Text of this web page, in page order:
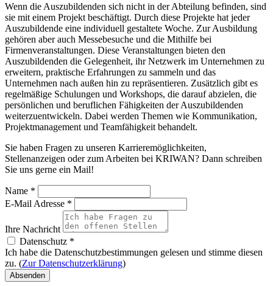
Wenn die Auszubildenden sich nicht in der Abteilung befinden, sind
sie mit einem Projekt beschäftigt. Durch diese Projekte hat jeder
Auszubildende eine individuell gestaltete Woche. Zur Ausbildung
gehören aber auch Messebesuche und die Mithilfe bei
Firmenveranstaltungen. Diese Veranstaltungen bieten den
Auszubildenden die Gelegenheit, ihr Netzwerk im Unternehmen zu
erweitern, praktische Erfahrungen zu sammeln und das
Unternehmen nach außen hin zu repräsentieren. Zusätzlich gibt es
regelmäßige Schulungen und Workshops, die darauf abzielen, die
persönlichen und beruflichen Fähigkeiten der Auszubildenden
weiterzuentwickeln. Dabei werden Themen wie Kommunikation,
Projektmanagement und Teamfähigkeit behandelt.
Sie haben Fragen zu unseren Karrieremöglichkeiten,
Stellenanzeigen oder zum Arbeiten bei KRIWAN? Dann schreiben
Sie uns gerne ein Mail!
Name *
E-Mail Adresse *
Ihre Nachricht
Datenschutz *
Ich habe die Datenschutzbestimmungen gelesen und stimme diesen
zu. (Zur Datenschutzerklärung)
Absenden